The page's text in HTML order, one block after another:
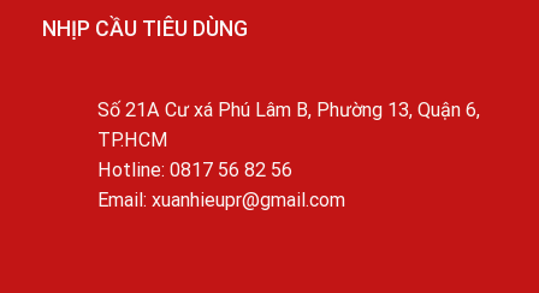
NHỊP CẦU TIÊU DÙNG
Số 21A Cư xá Phú Lâm B, Phường 13, Quận 6,
TP.HCM
Hotline: 0817 56 82 56
Email: xuanhieupr@gmail.com